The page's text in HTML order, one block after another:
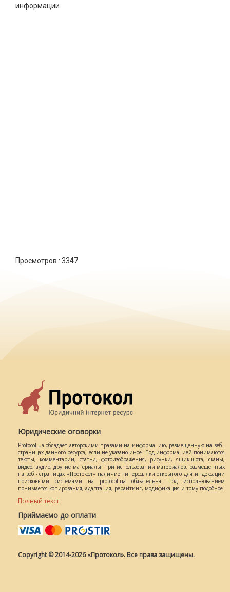
информации.
Просмотров : 3347
Юридические оговорки
Protocol.ua обладает авторскими правами на информацию, размещенную на веб -
страницах данного ресурса, если не указано иное. Под информацией понимаются
тексты, комментарии, статьи, фотоизображения, рисунки, ящик-шота, сканы,
видео, аудио, другие материалы. При использовании материалов, размещенных
на веб - страницах «Протокол» наличие гиперссылки открытого для индексации
поисковыми системами на protocol.ua обязательна. Под использованием
понимается копирования, адаптация, рерайтинг, модификация и тому подобное.
Полный текст
Приймаємо до оплати
Copyright © 2014-2026 «Протокол». Все права защищены.